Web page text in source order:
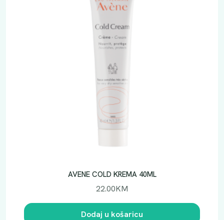
AVENE COLD KREMA 40ML
22.00KM
Dodaj u košaricu